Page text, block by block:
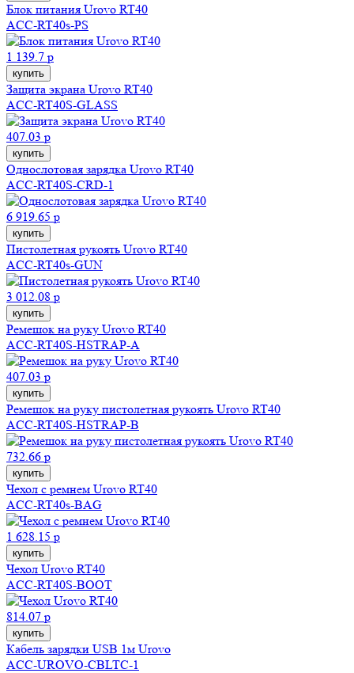
Блок питания Urovo RT40
ACC-RT40s-PS
1 139.7 р
купить
Защита экрана Urovo RT40
ACC-RT40S-GLASS
407.03 р
купить
Однослотовая зарядка Urovo RT40
ACC-RT40S-CRD-1
6 919.65 р
купить
Пистолетная рукоять Urovo RT40
ACC-RT40s-GUN
3 012.08 р
купить
Ремешок на руку Urovo RT40
ACC-RT40S-HSTRAP-A
407.03 р
купить
Ремешок на руку пистолетная рукоять Urovo RT40
ACC-RT40S-HSTRAP-B
732.66 р
купить
Чехол с ремнем Urovo RT40
ACC-RT40s-BAG
1 628.15 р
купить
Чехол Urovo RT40
ACC-RT40S-BOOT
814.07 р
купить
Кабель зарядки USB 1м Urovo
ACC-UROVO-CBLTC-1